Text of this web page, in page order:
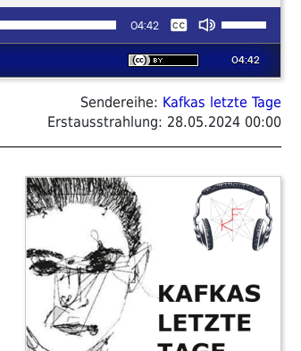
Sendereihe: Kafkas letzte Tage
Erstausstrahlung: 28.05.2024 00:00